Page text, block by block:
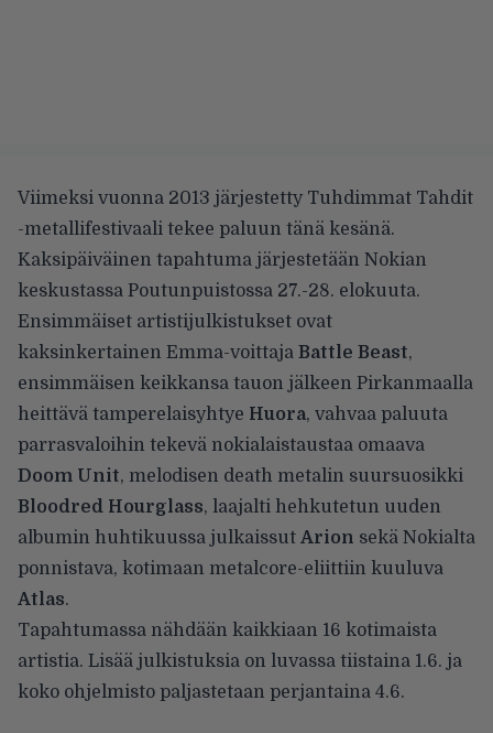
Viimeksi vuonna 2013 järjestetty Tuhdimmat Tahdit
-metallifestivaali tekee paluun tänä kesänä.
Kaksipäiväinen tapahtuma järjestetään Nokian
keskustassa Poutunpuistossa 27.-28. elokuuta.
Ensimmäiset artistijulkistukset ovat
kaksinkertainen Emma-voittaja Battle Beast,
ensimmäisen keikkansa tauon jälkeen Pirkanmaalla
heittävä tamperelaisyhtye Huora, vahvaa paluuta
parrasvaloihin tekevä nokialaistaustaa omaava
Doom Unit, melodisen death metalin suursuosikki
Bloodred Hourglass, laajalti hehkutetun uuden
albumin huhtikuussa julkaissut Arion sekä Nokialta
ponnistava, kotimaan metalcore-eliittiin kuuluva
Atlas.
Tapahtumassa nähdään kaikkiaan 16 kotimaista
artistia. Lisää julkistuksia on luvassa tiistaina 1.6. ja
koko ohjelmisto paljastetaan perjantaina 4.6.